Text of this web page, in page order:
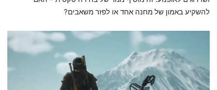
להשקיע באמון של מחנה אחד או לפזר משאבים?